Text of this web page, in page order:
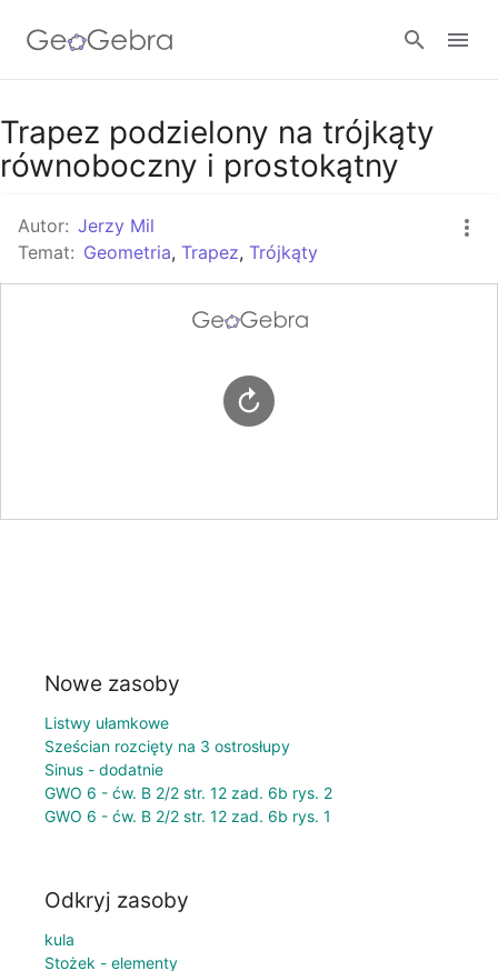
Google Classroom
Zaloguj się
Trapez podzielony na trójkąty
równoboczny i prostokątny
Autor: Jerzy Mil
Temat: Geometria, Trapez, Trójkąty
Nowe zasoby
Listwy ułamkowe
Sześcian rozcięty na 3 ostrosłupy
Sinus - dodatnie
GWO 6 - ćw. B 2/2 str. 12 zad. 6b rys. 2
GWO 6 - ćw. B 2/2 str. 12 zad. 6b rys. 1
Odkryj zasoby
kula
Stożek - elementy